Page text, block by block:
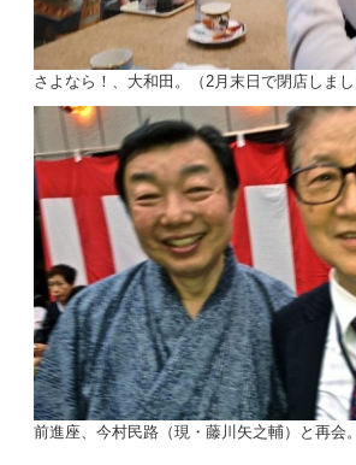
さよなら！、大和田。（2月末日で閉店しまし
前進座、今村民路（現・藤川矢之輔）と再会